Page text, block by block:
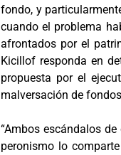
fondo, y
cuando el problema
afrontados por el
Kicillof responda en
propuesta por el
malversación de
“Ambos escándalos
peronismo lo